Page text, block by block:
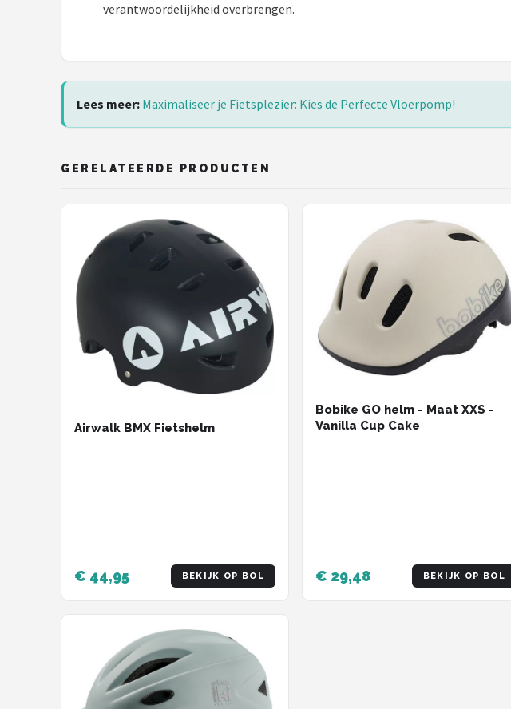
verantwoordelijkheid overbrengen.
Lees meer: Maximaliseer je Fietsplezier: Kies de Perfecte Vloerpomp!
GERELATEERDE PRODUCTEN
Airwalk BMX Fietshelm
€ 44,95 BEKIJK OP BOL
Bobike GO helm - Maat XXS -
Vanilla Cup Cake
€ 29,48 BEKIJK OP BOL